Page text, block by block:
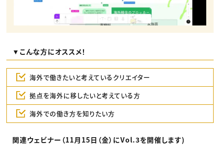
▼こんな方にオススメ！
海外で働きたいと考えているクリエイター
拠点を海外に移したいと考えている方
海外での働き方を知りたい方
関連ウェビナー（11月15日（金）にVol.3を開催します)